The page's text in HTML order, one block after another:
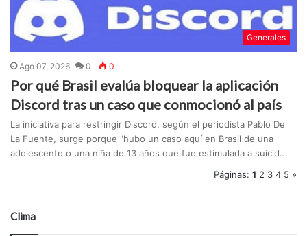
Generales
Ago 07, 2026 0 0
Por qué Brasil evalúa bloquear la aplicación
Discord tras un caso que conmocionó al país
La iniciativa para restringir Discord, según el periodista Pablo De
La Fuente, surge porque "hubo un caso aquí en Brasil de una
adolescente o una niña de 13 años que fue estimulada a suicid...
Páginas: 1 2 3 4 5 »
Clima